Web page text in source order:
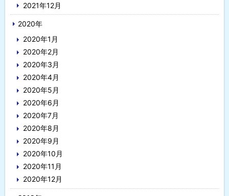
2021年12月
2020年
2020年1月
2020年2月
2020年3月
2020年4月
2020年5月
2020年6月
2020年7月
2020年8月
2020年9月
2020年10月
2020年11月
2020年12月